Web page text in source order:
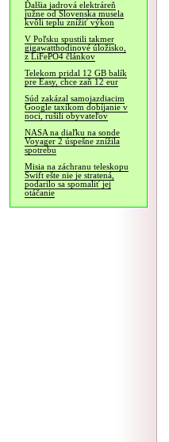
Ďalšia jadrová elektráreň
južne od Slovenska musela
kvôli teplu znížiť výkon
V Poľsku spustili takmer
gigawatthodinové úložisko,
z LiFePO4 článkov
Telekom pridal 12 GB balík
pre Easy, chce zaň 12 eur
Súd zakázal samojazdiacim
Google taxíkom dobíjanie v
noci, rušili obyvateľov
NASA na diaľku na sonde
Voyager 2 úspešne znížila
spotrebu
Misia na záchranu teleskopu
Swift ešte nie je stratená,
podarilo sa spomaliť jej
otáčanie